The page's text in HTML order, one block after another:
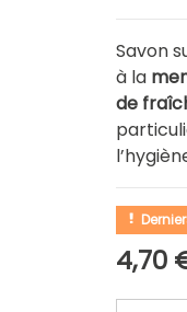
Savon
à la
de
4,70